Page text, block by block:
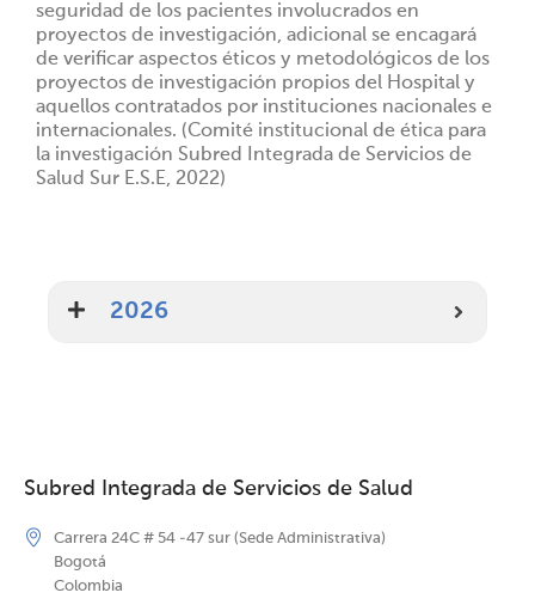
seguridad de los pacientes involucrados en
proyectos de investigación, adicional se encagará
de verificar aspectos éticos y metodológicos de los
proyectos de investigación propios del Hospital y
aquellos contratados por instituciones nacionales e
internacionales. (Comité institucional de ética para
la investigación Subred Integrada de Servicios de
Salud Sur E.S.E, 2022)
2026
Subred Integrada de Servicios de Salud
Carrera 24C # 54 -47 sur (Sede Administrativa)
Bogotá
Colombia